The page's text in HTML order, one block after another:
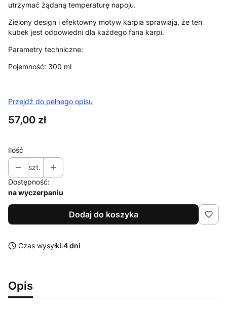
utrzymać żądaną temperaturę napoju.
Zielony design i efektowny motyw karpia sprawiają, że ten
kubek jest odpowiedni dla każdego fana karpi.
Parametry techniczne:
Pojemność: 300 ml
Przejdź do pełnego opisu
Cena
57,00 zł
Ilość
szt.
Dostępność:
na wyczerpaniu
Dodaj do koszyka
Czas wysyłki:4 dni
Opis